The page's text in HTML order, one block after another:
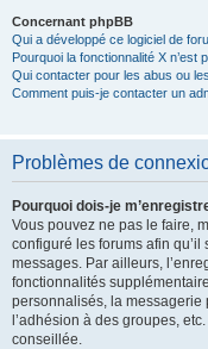
Concernant phpBB
Qui a développé ce logiciel de
Pourquoi la fonctionnalité X n’est
Qui contacter pour les abus ou
Comment puis-je contacter un
Problèmes de
Pourquoi dois-je
Vous pouvez ne pas le faire,
configuré les forums afin
messages. Par ailleurs,
fonctionnalités
personnalisés, la messagerie
l’adhésion à des groupes,
conseillée.